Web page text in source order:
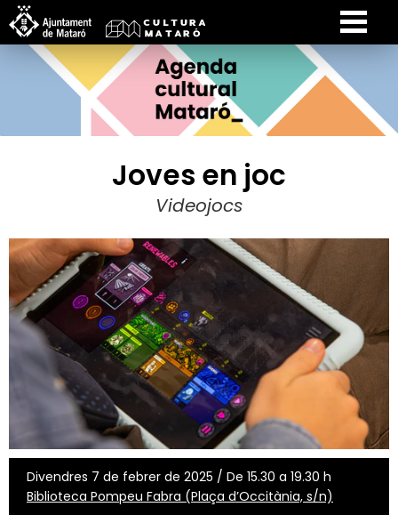
Joves en joc
Videojocs
Divendres 7 de febrer de 2025 / De 15.30 a 19.30 h
Biblioteca Pompeu Fabra (Plaça d’Occitània, s/n)